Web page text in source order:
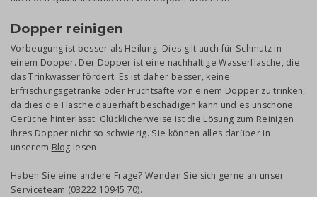
Dopper reinigen
Vorbeugung ist besser als Heilung. Dies gilt auch für Schmutz in
einem Dopper. Der Dopper ist eine nachhaltige Wasserflasche, die
das Trinkwasser fördert. Es ist daher besser, keine
Erfrischungsgetränke oder Fruchtsäfte von einem Dopper zu trinken,
da dies die Flasche dauerhaft beschädigen kann und es unschöne
Gerüche hinterlässt. Glücklicherweise ist die Lösung zum Reinigen
Ihres Dopper nicht so schwierig. Sie können alles darüber in
unserem Blog lesen.
Haben Sie eine andere Frage? Wenden Sie sich gerne an unser
Serviceteam (03222 10945 70).